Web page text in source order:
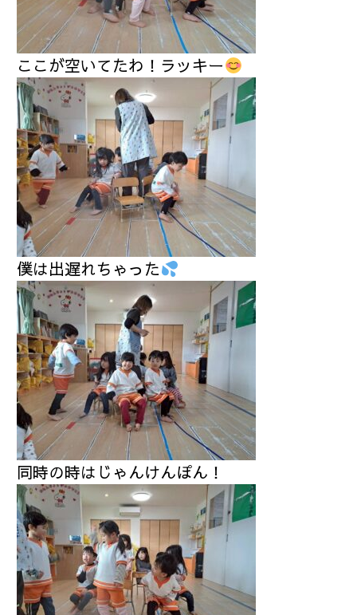
ここが空いてたわ！ラッキー
僕は出遅れちゃった
同時の時はじゃんけんぽん！